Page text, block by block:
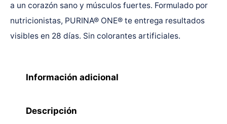
a un corazón sano y músculos fuertes. Formulado por
nutricionistas, PURINA® ONE® te entrega resultados
visibles en 28 días. Sin colorantes artificiales.
Información adicional
Descripción